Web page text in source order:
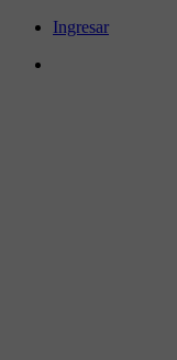
Ingresar